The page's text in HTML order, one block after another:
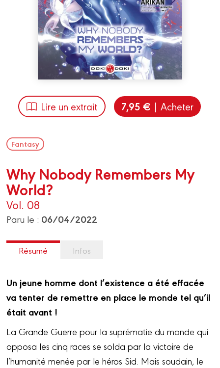
Lire un extrait 7,95 € | Acheter
Fantasy
Why Nobody Remembers My
World?
Vol. 08
Paru le : 06/04/2022
Résumé Infos
Un jeune homme dont l’existence a été effacée
va tenter de remettre en place le monde tel qu’il
était avant !
La Grande Guerre pour la suprématie du monde qui
opposa les cinq races se solda par la victoire de
l’humanité menée par le héros Sid. Mais soudain, le